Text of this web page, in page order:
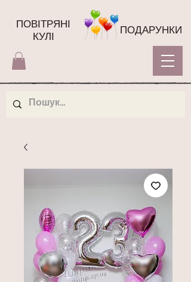
ПОВІТРЯНІ
КУЛІ
ПОДАРУНКИ